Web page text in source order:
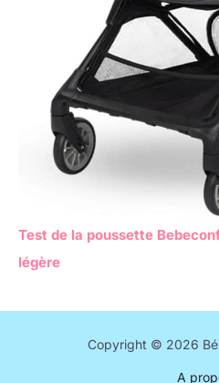
Test de la poussette
légère
Copyright © 2026
A